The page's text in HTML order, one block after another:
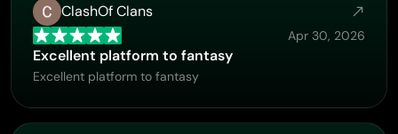
ClashOf Clans
Apr 30, 2026
Excellent platform to fantasy
Excellent platform to fantasy